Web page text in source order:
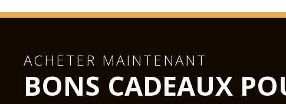
ACHETER MAINTENANT
BONS CADEAUX